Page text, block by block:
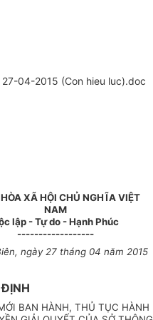
04-2015 (Con hieu luc).doc
XÃ HỘI CHỦ NGHĨA VIỆT
NAM
lập - Tự do - Hạnh Phúc
------------------
ngày 27 tháng 04 năm 2015
BAN HÀNH, THỦ TỤC HÀNH